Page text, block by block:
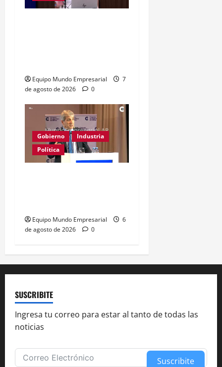
Equipo Mundo Empresarial
7
de agosto de 2026
0
Gobierno
Industria
Política
Equipo Mundo Empresarial
6
de agosto de 2026
0
SUSCRIBITE
Ingresa tu correo para estar al tanto de todas las
noticias
Suscribite